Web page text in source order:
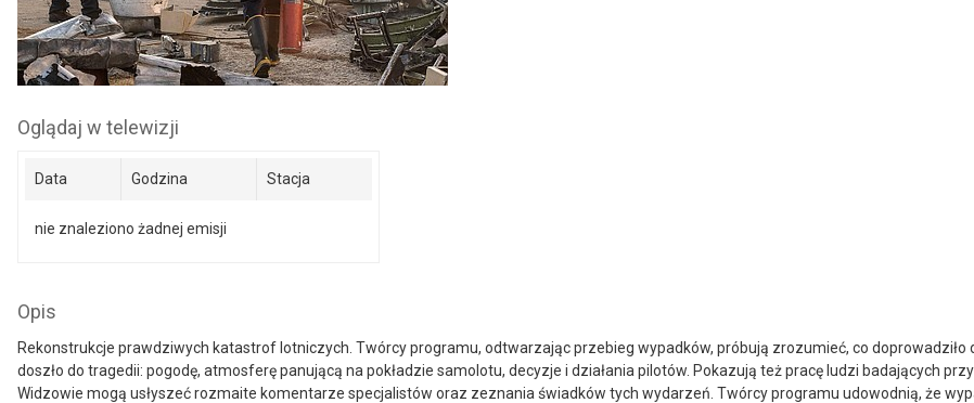
Oglądaj w telewizji
Data Godzina Stacja
nie znaleziono żadnej emisji
Opis
Rekonstrukcje prawdziwych katastrof lotniczych. Twórcy programu, odtwarzając przebieg wypadków, próbują zrozumieć, co
doszło do tragedii: pogodę, atmosferę panującą na pokładzie samolotu, decyzje i działania pilotów. Pokazują też pracę ludzi badających
Widzowie mogą usłyszeć rozmaite komentarze specjalistów oraz zeznania świadków tych wydarzeń. Twórcy programu udowodnią, że